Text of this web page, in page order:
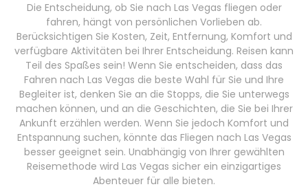
Die Entscheidung, ob Sie nach Las Vegas fliegen oder
fahren, hängt von persönlichen Vorlieben ab.
Berücksichtigen Sie Kosten, Zeit, Entfernung, Komfort und
verfügbare Aktivitäten bei Ihrer Entscheidung. Reisen kann
Teil des Spaßes sein! Wenn Sie entscheiden, dass das
Fahren nach Las Vegas die beste Wahl für Sie und Ihre
Begleiter ist, denken Sie an die Stopps, die Sie unterwegs
machen können, und an die Geschichten, die Sie bei Ihrer
Ankunft erzählen werden. Wenn Sie jedoch Komfort und
Entspannung suchen, könnte das Fliegen nach Las Vegas
besser geeignet sein. Unabhängig von Ihrer gewählten
Reisemethode wird Las Vegas sicher ein einzigartiges
Abenteuer für alle bieten.